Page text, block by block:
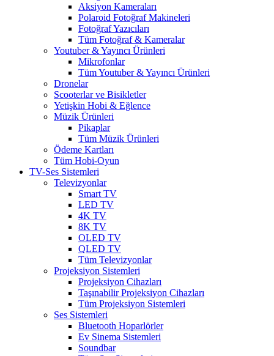
Aksiyon Kameraları
Polaroid Fotoğraf Makineleri
Fotoğraf Yazıcıları
Tüm Fotoğraf & Kameralar
Youtuber & Yayıncı Ürünleri
Mikrofonlar
Tüm Youtuber & Yayıncı Ürünleri
Dronelar
Scooterlar ve Bisikletler
Yetişkin Hobi & Eğlence
Müzik Ürünleri
Pikaplar
Tüm Müzik Ürünleri
Ödeme Kartları
Tüm Hobi-Oyun
TV-Ses Sistemleri
Televizyonlar
Smart TV
LED TV
4K TV
8K TV
OLED TV
QLED TV
Tüm Televizyonlar
Projeksiyon Sistemleri
Projeksiyon Cihazları
Taşınabilir Projeksiyon Cihazları
Tüm Projeksiyon Sistemleri
Ses Sistemleri
Bluetooth Hoparlörler
Ev Sinema Sistemleri
Soundbar